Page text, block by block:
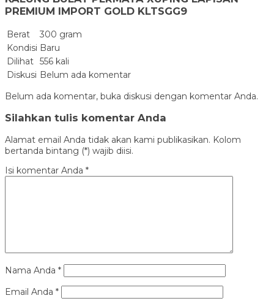
PREMIUM IMPORT GOLD KLTSGG9
Berat
300 gram
Kondisi Baru
Dilihat 556 kali
Diskusi Belum ada komentar
Belum ada komentar, buka diskusi dengan komentar Anda.
Silahkan tulis komentar Anda
Alamat email Anda tidak akan kami publikasikan. Kolom
bertanda bintang (*) wajib diisi.
Isi komentar Anda *
Nama Anda *
Email Anda *